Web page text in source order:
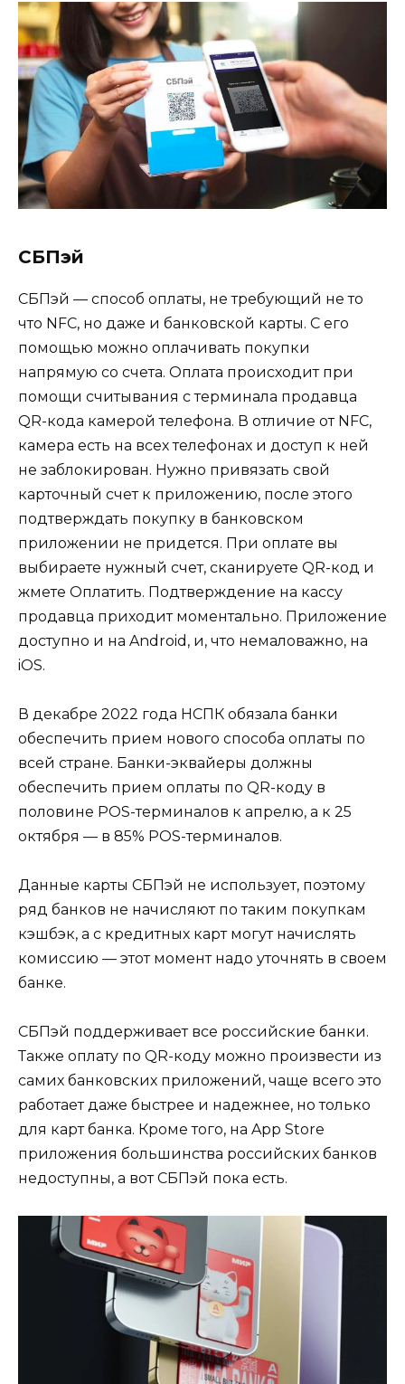
СБПэй
СБПэй — способ оплаты, не требующий не то
что NFC, но даже и банковской карты. С его
помощью можно оплачивать покупки
напрямую со счета. Оплата происходит при
помощи считывания с терминала продавца
QR-кода камерой телефона. В отличие от NFC,
камера есть на всех телефонах и доступ к ней
не заблокирован. Нужно привязать свой
карточный счет к приложению, после этого
подтверждать покупку в банковском
приложении не придется. При оплате вы
выбираете нужный счет, сканируете QR-код и
жмете Оплатить. Подтверждение на кассу
продавца приходит моментально. Приложение
доступно и на Android, и, что немаловажно, на
iOS.
В декабре 2022 года НСПК обязала банки
обеспечить прием нового способа оплаты по
всей стране. Банки-эквайеры должны
обеспечить прием оплаты по QR-коду в
половине POS-терминалов к апрелю, а к 25
октября — в 85% POS-терминалов.
Данные карты СБПэй не использует, поэтому
ряд банков не начисляют по таким покупкам
кэшбэк, а с кредитных карт могут начислять
комиссию — этот момент надо уточнять в своем
банке.
СБПэй поддерживает все российские банки.
Также оплату по QR-коду можно произвести из
самих банковских приложений, чаще всего это
работает даже быстрее и надежнее, но только
для карт банка. Кроме того, на App Store
приложения большинства российских банков
недоступны, а вот СБПэй пока есть.